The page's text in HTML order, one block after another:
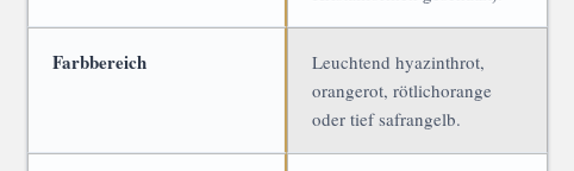
Farbbereich
Leuchtend hyazinthrot,
orangerot, rötlichorange
oder tief safrangelb.